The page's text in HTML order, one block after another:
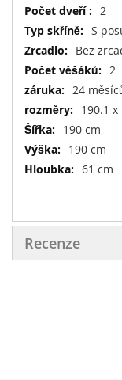
2
S
Bez
2
24
190.1
190 cm
190 cm
61 cm
Recenze